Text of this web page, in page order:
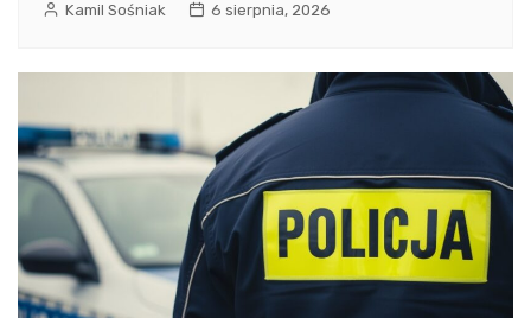
Kamil Sośniak 6 sierpnia, 2026